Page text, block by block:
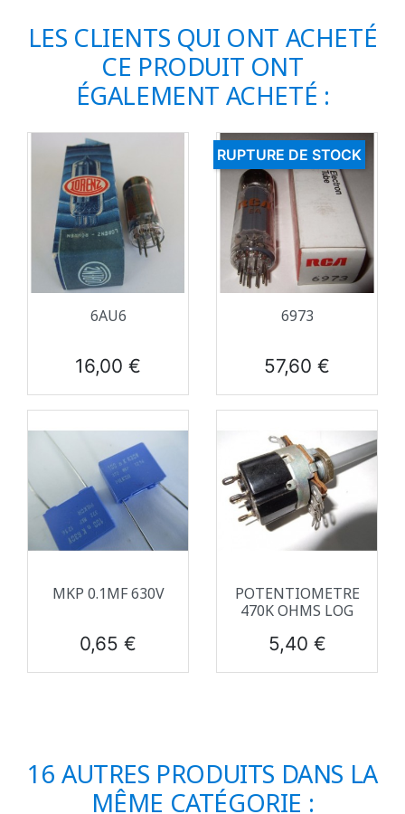
LES CLIENTS QUI ONT ACHETÉ
CE PRODUIT ONT
ÉGALEMENT ACHETÉ :
6AU6
Prix
16,00 €
6973
Prix
57,60 €
RUPTURE DE STOCK
MKP 0.1ΜF 630V
Prix
0,65 €
POTENTIOMETRE
470K OHMS LOG
Prix
5,40 €
16 AUTRES PRODUITS DANS LA
MÊME CATÉGORIE :